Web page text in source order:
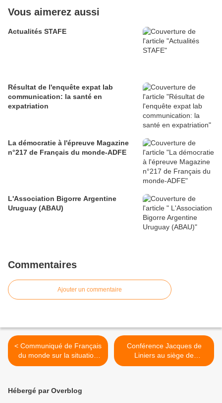
Vous aimerez aussi
Actualités STAFE
Résultat de l'enquête expat lab
communication: la santé en
expatriation
La démocratie à l'épreuve Magazine
n°217 de Français du monde-ADFE
L'Association Bigorre Argentine
Uruguay (ABAU)
Commentaires
Ajouter un commentaire
< Communiqué de Français
du monde sur la situation
en Palestine
Conférence Jacques de
Liniers au siège de
l'Association des Anciens
Hébergé par Overblog